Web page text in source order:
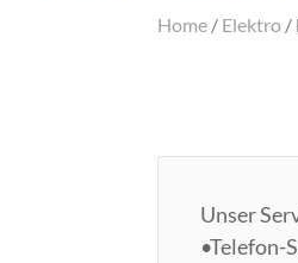
Home / Elektro /
Unser
•Telefon-